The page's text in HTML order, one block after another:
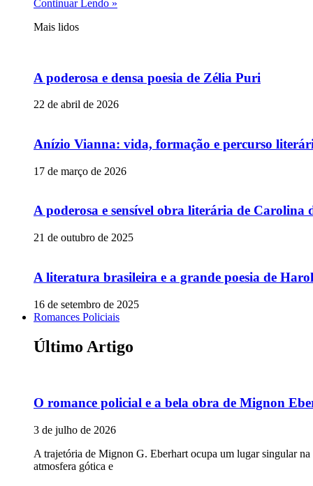
Continuar Lendo »
Mais lidos
A poderosa e densa poesia de Zélia Puri
22 de abril de 2026
Anízio Vianna: vida, formação e percurso
17 de março de 2026
A poderosa e sensível obra literária de Carolina
21 de outubro de 2025
A literatura brasileira e a grande poesia de
16 de setembro de 2025
Romances Policiais
Último Artigo
O romance policial e a bela obra de Mignon
3 de julho de 2026
A trajetória de Mignon G. Eberhart ocupa um lugar singular
atmosfera gótica e